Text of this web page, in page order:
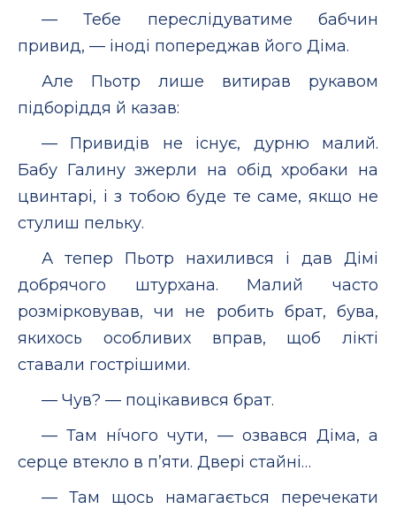
— Тебе переслідуватиме бабчин
привид, — іноді попереджав його Діма.
Але Пьотр лише витирав рукавом
підборіддя й казав:
— Привидів не існує, дурню малий.
Бабу Галину зжерли на обід хробаки на
цвинтарі, і з тобою буде те саме, якщо не
стулиш пельку.
А тепер Пьотр нахилився і дав Дімі
добрячого штурхана. Малий часто
розмірковував, чи не робить брат, бува,
якихось особливих вправ, щоб лікті
ставали гострішими.
— Чув? — поцікавився брат.
— Там нíчого чути, — озвався Діма, а
серце втекло в п’яти. Двері стайні…
— Там щось намагається перечекати